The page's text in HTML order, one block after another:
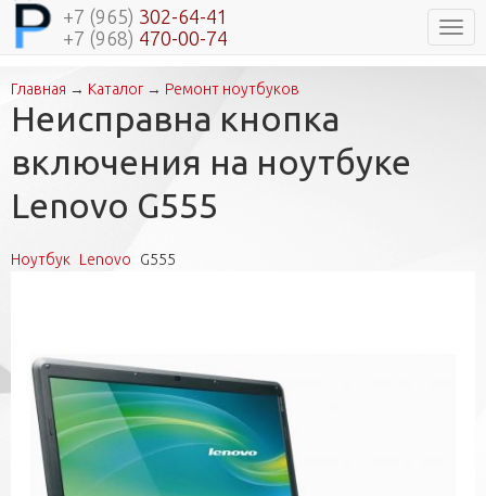
+7 (965) 302-64-41
+7 (968) 470-00-74
Вы здесь
Главная → Каталог→ Ремонт ноутбуков
Неисправна кнопка
включения на ноутбуке
Lenovo G555
Ноутбук Lenovo G555